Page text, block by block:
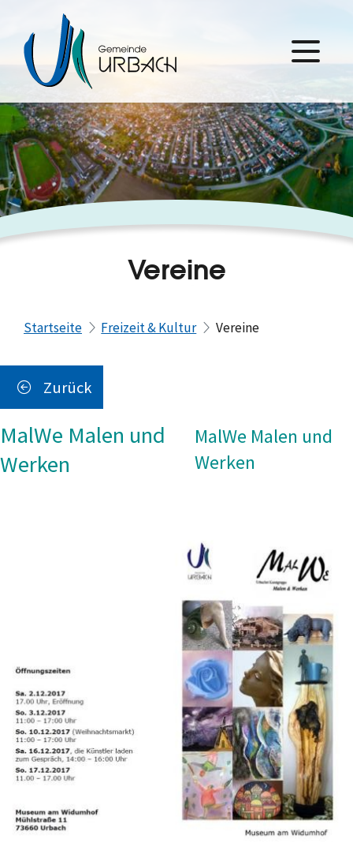
Vereine
Startseite Freizeit & Kultur Vereine
Zurück
MalWe Malen und
Werken
MalWe Malen und
Werken